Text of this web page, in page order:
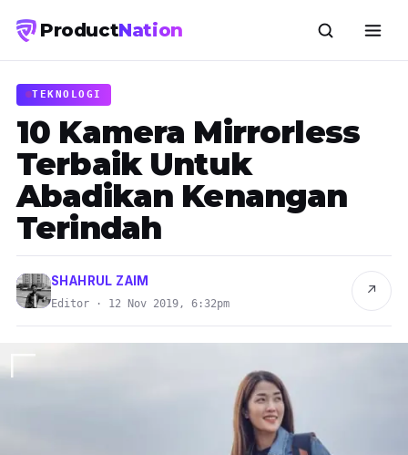
ProductNation
TEKNOLOGI
10 Kamera Mirrorless
Terbaik Untuk
Abadikan Kenangan
Terindah
SHAHRUL ZAIM
Editor · 12 Nov 2019, 6:32pm
↗